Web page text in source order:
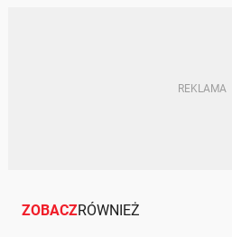
ZOBACZRÓWNIEŻ